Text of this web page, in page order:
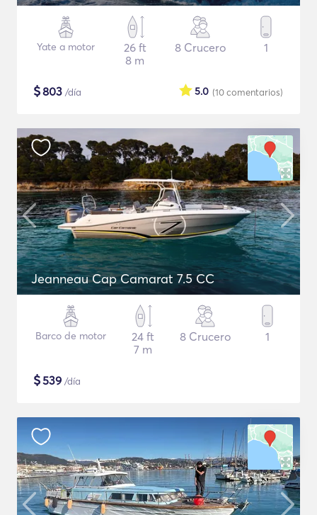
Yate a motor
26 ft
8 m
8 Crucero 1
$803 /día (10comentarios)
5.0
Jeanneau Cap Camarat 7.5 CC
Barco de motor
24 ft
7 m
8 Crucero 1
$539 /día